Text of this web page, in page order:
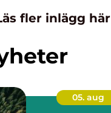
fler inlägg här
05. aug